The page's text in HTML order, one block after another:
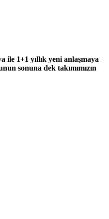
ile 1+1 yıllık yeni anlaşmaya
sonuna dek takımımızın